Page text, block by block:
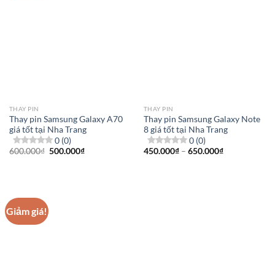
THAY PIN
Thay pin Samsung Galaxy A70
giá tốt tại Nha Trang
0 (0)
600.000₫ Giá
500.000₫Giá
THAY PIN
Thay pin Samsung Galaxy Note
8 giá tốt tại Nha Trang
0 (0)
450.000₫ – 650.000₫Khoảng
Giảm giá!